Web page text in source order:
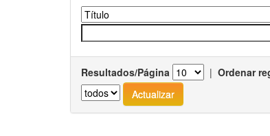
Resultados/Página | Ordenar